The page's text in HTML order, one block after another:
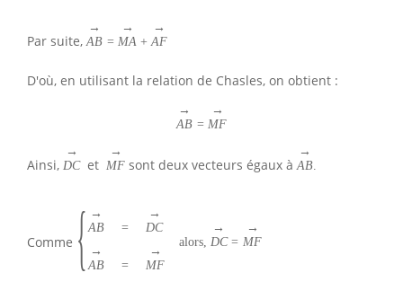
Par suite,
→
AB =
→
MA +
→
AF
D'où, en utilisant la relation de Chasles, on obtient :
→
AB =
→
MF
Ainsi,
→
DC et
→
MF sont deux vecteurs égaux à
→
AB
Comme { →
AB =
→
DC
→
AB =
→
MF
alors,
→
DC =
→
MF